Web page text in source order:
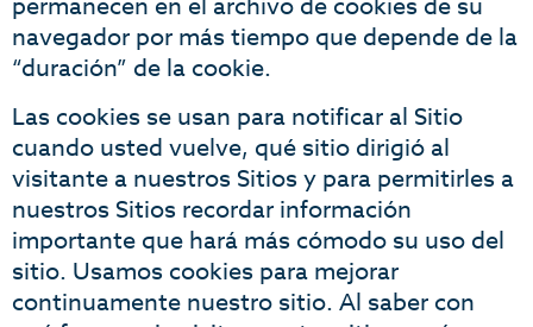
navegador por más tiempo que depende de la
“duración” de la cookie.
Las cookies se usan para notificar al Sitio
cuando usted vuelve, qué sitio dirigió al
visitante a nuestros Sitios y para permitirles a
nuestros Sitios recordar información
importante que hará más cómodo su uso del
sitio. Usamos cookies para mejorar
continuamente nuestro sitio. Al saber con